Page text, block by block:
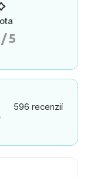
/ 5
596 recenzií